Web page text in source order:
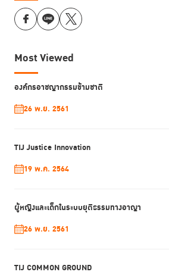
ภาครัฐของประเทศไทย
องค์กรภาคประชาสังคมต่างๆ
Most Viewed
องค์กรอาชญากรรมข้ามชาติ
26 พ.ย. 2561
TIJ Justice Innovation
19 พ.ค. 2564
ผู้หญิงและเด็กในระบบยุติธรรมทางอาญา
26 พ.ย. 2561
TIJ COMMON GROUND